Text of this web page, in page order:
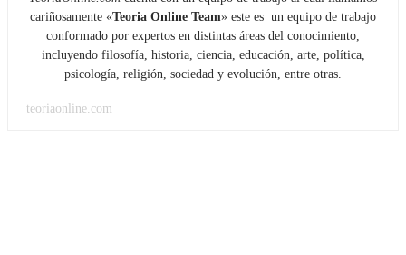
cariñosamente «Teoria Online Team» este es un equipo de trabajo
conformado por expertos en distintas áreas del conocimiento,
incluyendo filosofía, historia, ciencia, educación, arte, política,
psicología, religión, sociedad y evolución, entre otras.
teoriaonline.com